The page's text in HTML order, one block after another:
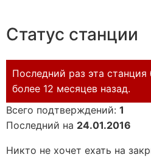
Статус станции
Последний раз эта
более 12 месяцев назад.
Всего подтверждений: 1
Последний на 24.01.2016
Никто не хочет ехать на